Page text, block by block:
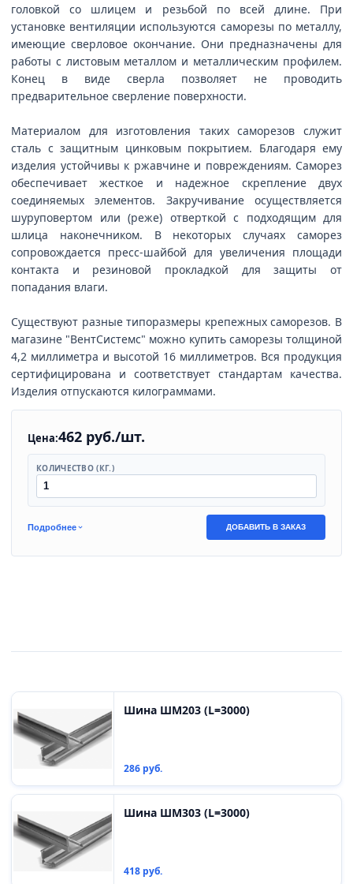
головкой со шлицем и резьбой по всей длине. При
установке вентиляции используются саморезы по металлу,
имеющие сверловое окончание. Они предназначены для
работы с листовым металлом и металлическим профилем.
Конец в виде сверла позволяет не проводить
предварительное сверление поверхности.
Материалом для изготовления таких саморезов служит
сталь с защитным цинковым покрытием. Благодаря ему
изделия устойчивы к ржавчине и повреждениям. Саморез
обеспечивает жесткое и надежное скрепление двух
соединяемых элементов. Закручивание осуществляется
шуруповертом или (реже) отверткой с подходящим для
шлица наконечником. В некоторых случаях саморез
сопровождается пресс-шайбой для увеличения площади
контакта и резиновой прокладкой для защиты от
попадания влаги.
Существуют разные типоразмеры крепежных саморезов. В
магазине "ВентСистемс" можно купить саморезы толщиной
4,2 миллиметра и высотой 16 миллиметров. Вся продукция
сертифицирована и соответствует стандартам качества.
Изделия отпускаются килограммами.
Цена:462 руб./шт.
КОЛИЧЕСТВО (КГ.)
Подробнее ДОБАВИТЬ В ЗАКАЗ
Шина ШМ203 (L=3000)
286 руб.
Шина ШМ303 (L=3000)
418 руб.